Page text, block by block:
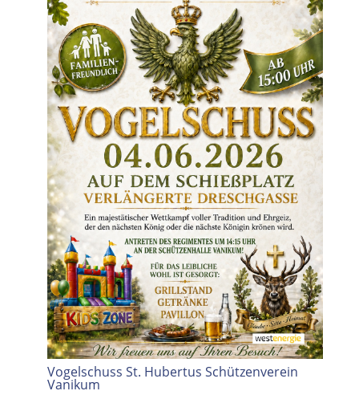
Vogelschuss St. Hubertus Schützenverein
Vanikum